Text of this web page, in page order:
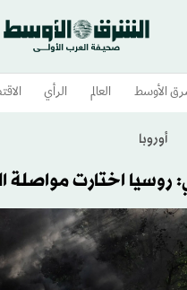
الأوسط​ العالم الرأي
أوروبا
روسيا اختارت مواصلة